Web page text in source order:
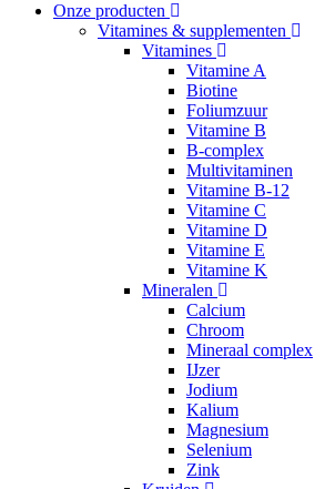
Onze producten
Vitamines & supplementen
Vitamines
Vitamine A
Biotine
Foliumzuur
Vitamine B
B-complex
Multivitaminen
Vitamine B-12
Vitamine C
Vitamine D
Vitamine E
Vitamine K
Mineralen
Calcium
Chroom
Mineraal complex
IJzer
Jodium
Kalium
Magnesium
Selenium
Zink